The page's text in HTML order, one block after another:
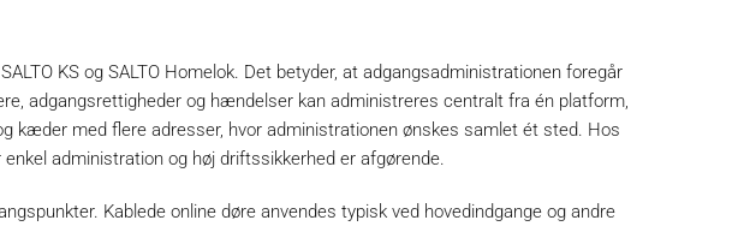
KS og SALTO Homelok. Det betyder, at adgangsadministrationen foregår
adgangsrettigheder og hændelser kan administreres centralt fra én platform,
kæder med flere adresser, hvor administrationen ønskes samlet ét sted. Hos
administration og høj driftssikkerhed er afgørende.
Kablede online døre anvendes typisk ved hovedindgange og andre